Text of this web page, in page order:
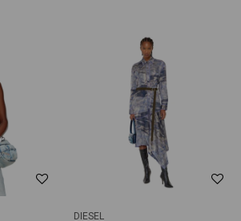
DIESEL